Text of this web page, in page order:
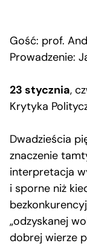
Gość: prof.
Prowadzenie:
23 stycznia,
Krytyka
Dwadzieścia
znaczenie
interpretacja
i sporne niż
„odzyskanej
dobrej wierze